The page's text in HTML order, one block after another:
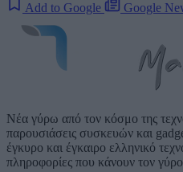
Add to Google Google
Νέα γύρω από τον κόσμο της
παρουσιάσεις συσκευών και
έγκυρο και έγκαιρο ελληνικό
πληροφορίες που κάνουν τον